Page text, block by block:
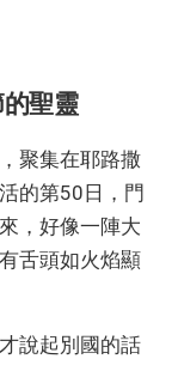
聖靈
聚集在耶路撒
的第50日，門
，好像一陣大
舌頭如火焰顯
說起別國的話